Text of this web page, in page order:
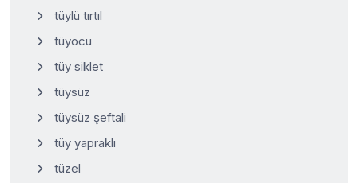
tüylü tırtıl
tüyocu
tüy siklet
tüysüz
tüysüz şeftali
tüy yapraklı
tüzel